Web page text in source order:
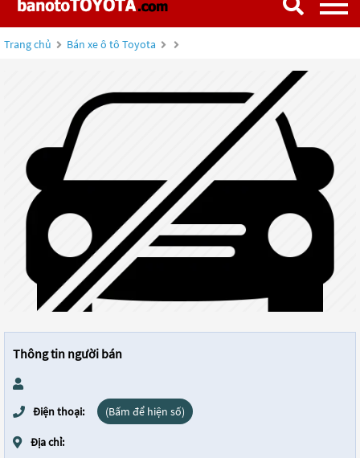
Trang chủ Bán xe ô tô Toyota
Thông tin người bán
Điện thoại: (Bấm để hiện số)
Địa chỉ: